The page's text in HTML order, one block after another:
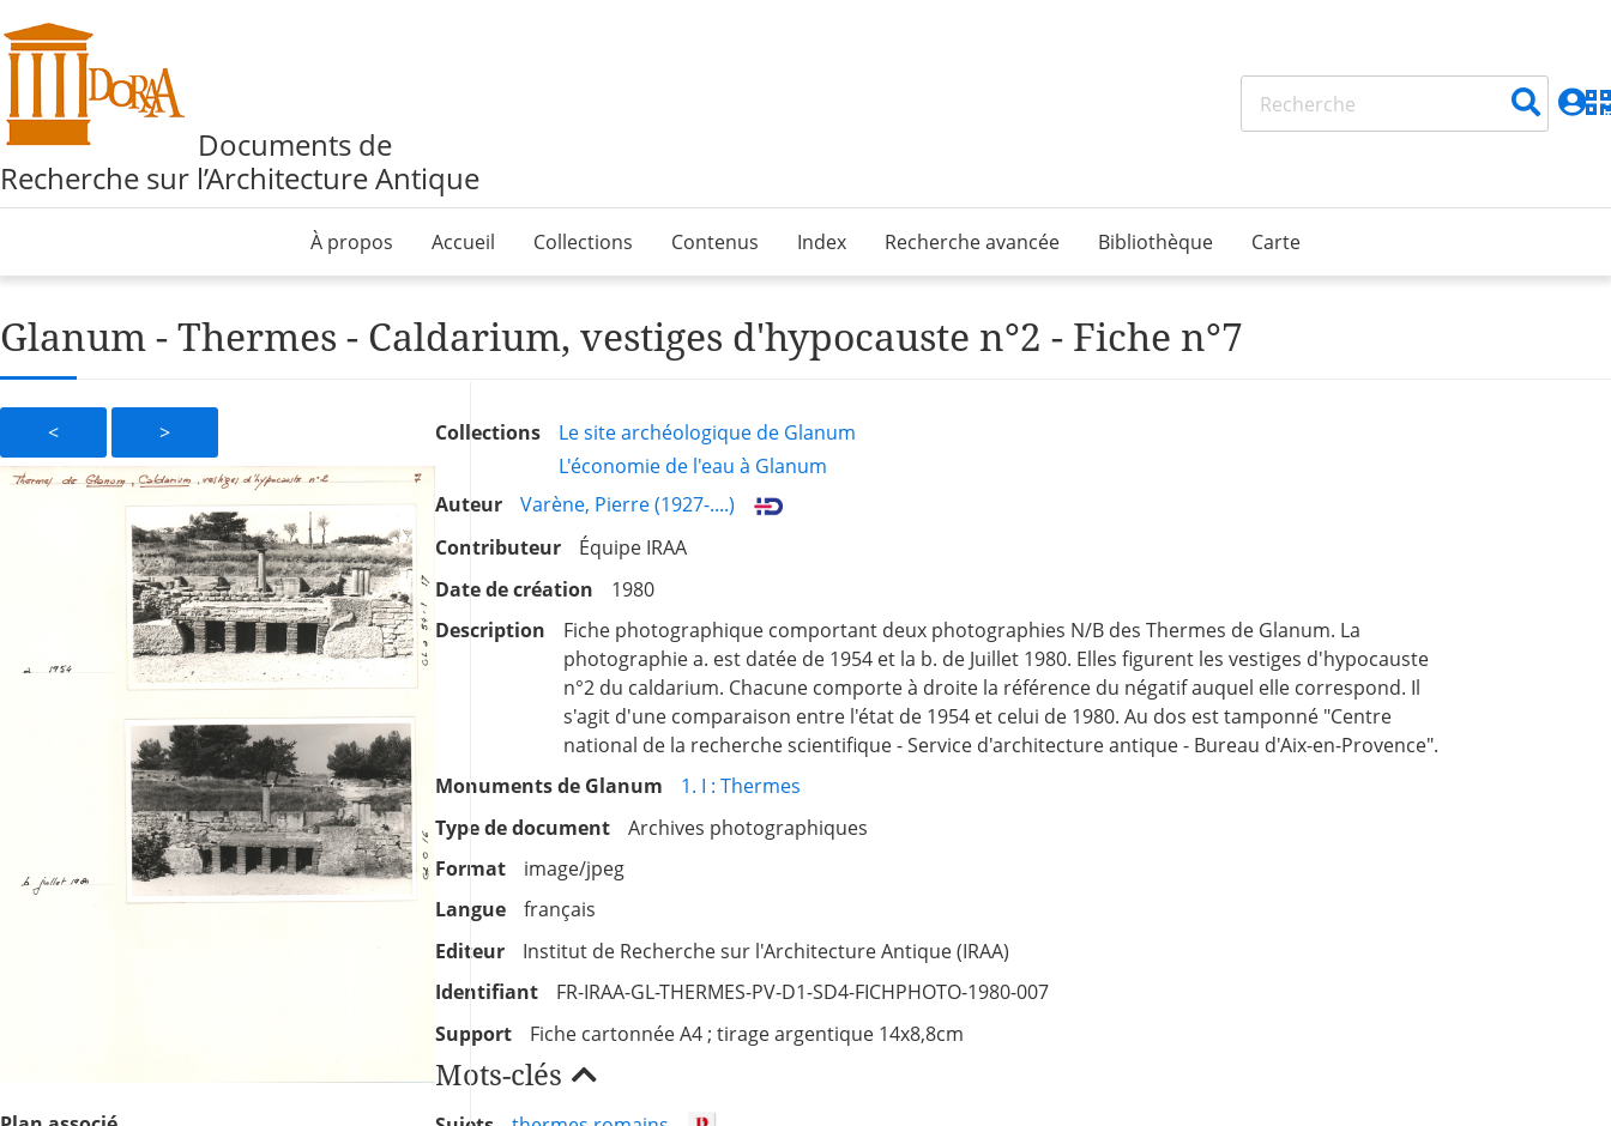
Documents de
Recherche sur l’Architecture Antique
À propos Accueil Collections Contenus Index Recherche avancée Bibliothèque Carte
Glanum - Thermes - Caldarium, vestiges d'hypocauste n°2 - Fiche n°7
< > Collections
Le site archéologique de Glanum
L'économie de l'eau à Glanum
Auteur
Varène, Pierre (1927-....)
Contributeur
Équipe IRAA
Date de création
1980
Description
Fiche photographique comportant deux photographies N/B des Thermes de Glanum. La
photographie a. est datée de 1954 et la b. de Juillet 1980. Elles figurent les vestiges d'hypocauste
n°2 du caldarium. Chacune comporte à droite la référence du négatif auquel elle correspond. Il
s'agit d'une comparaison entre l'état de 1954 et celui de 1980. Au dos est tamponné "Centre
national de la recherche scientifique - Service d'architecture antique - Bureau d'Aix-en-Provence".
Monuments de Glanum
1. I : Thermes
Type de document
Archives photographiques
Format
image/jpeg
Langue
français
Editeur
Institut de Recherche sur l'Architecture Antique (IRAA)
Identifiant
FR-IRAA-GL-THERMES-PV-D1-SD4-FICHPHOTO-1980-007
Support
Fiche cartonnée A4 ; tirage argentique 14x8,8cm
Mots-clés